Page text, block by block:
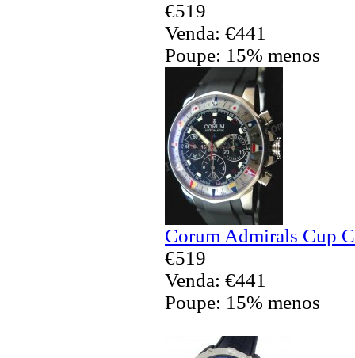
€519
Venda: €441
Poupe: 15% menos
Corum Admirals Cup
€519
Venda: €441
Poupe: 15% menos